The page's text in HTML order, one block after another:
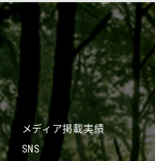
メディア掲載実績
SNS